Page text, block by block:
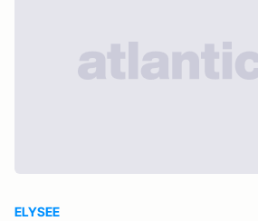
ELYSEE